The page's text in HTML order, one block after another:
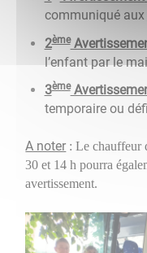
communiqué aux
2ème
l’enfant par le
3ème
temporaire ou
A noter : Le chauffeur
30 et 14 h pourra
avertissement.